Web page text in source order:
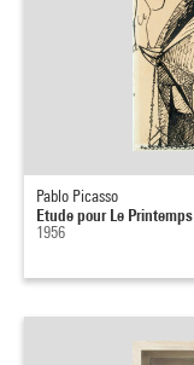
Pablo Picasso
Etude pour Le Printemps
1956